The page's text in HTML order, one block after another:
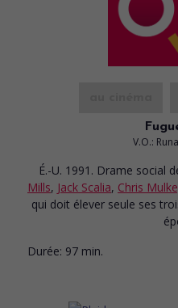
V.O.:
É.-U. 1991. Drame social
Mills, Jack Scalia, Chris
qui doit élever seule ses
Durée: 97 min.